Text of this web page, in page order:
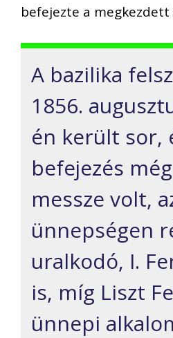
befejezte a
A bazilika
1856.
én került sor,
befejezés
messze volt,
ünnepségen
uralkodó, I.
is, míg Liszt
ünnepi